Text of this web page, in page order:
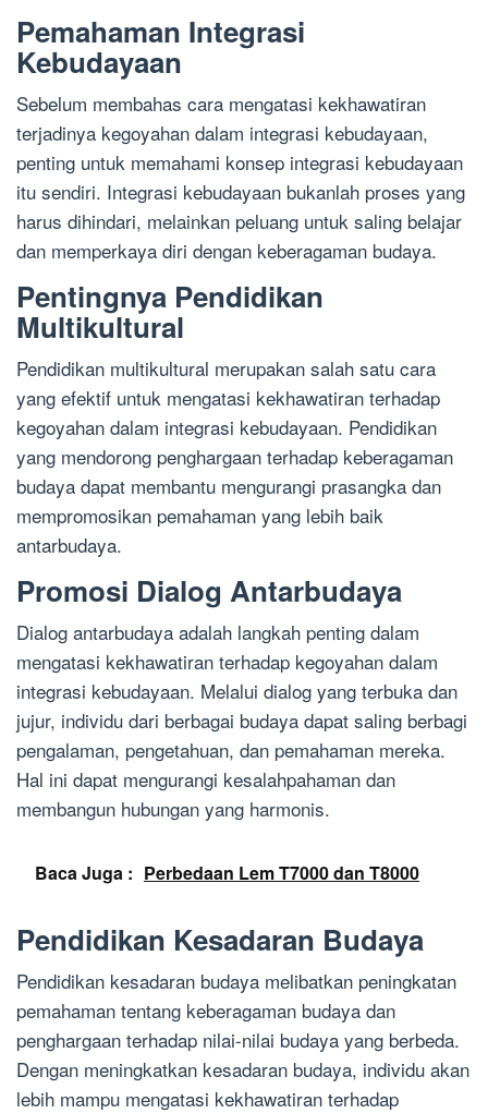
Pemahaman Integrasi
Kebudayaan
Sebelum membahas cara mengatasi kekhawatiran
terjadinya kegoyahan dalam integrasi kebudayaan,
penting untuk memahami konsep integrasi kebudayaan
itu sendiri. Integrasi kebudayaan bukanlah proses yang
harus dihindari, melainkan peluang untuk saling belajar
dan memperkaya diri dengan keberagaman budaya.
Pentingnya Pendidikan
Multikultural
Pendidikan multikultural merupakan salah satu cara
yang efektif untuk mengatasi kekhawatiran terhadap
kegoyahan dalam integrasi kebudayaan. Pendidikan
yang mendorong penghargaan terhadap keberagaman
budaya dapat membantu mengurangi prasangka dan
mempromosikan pemahaman yang lebih baik
antarbudaya.
Promosi Dialog Antarbudaya
Dialog antarbudaya adalah langkah penting dalam
mengatasi kekhawatiran terhadap kegoyahan dalam
integrasi kebudayaan. Melalui dialog yang terbuka dan
jujur, individu dari berbagai budaya dapat saling berbagi
pengalaman, pengetahuan, dan pemahaman mereka.
Hal ini dapat mengurangi kesalahpahaman dan
membangun hubungan yang harmonis.
Baca Juga : Perbedaan Lem T7000 dan T8000
Pendidikan Kesadaran Budaya
Pendidikan kesadaran budaya melibatkan peningkatan
pemahaman tentang keberagaman budaya dan
penghargaan terhadap nilai-nilai budaya yang berbeda.
Dengan meningkatkan kesadaran budaya, individu akan
lebih mampu mengatasi kekhawatiran terhadap